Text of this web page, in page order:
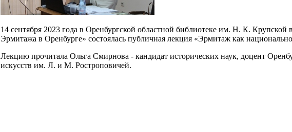
14 сентября 2023 года в Оренбургской областной библиотеке им. Н. К. Крупской
Эрмитажа в Оренбурге» состоялась публичная лекция «Эрмитаж как
Лекцию прочитала Ольга Смирнова - кандидат исторических наук, доцент
искусств им. Л. и М. Ростроповичей.